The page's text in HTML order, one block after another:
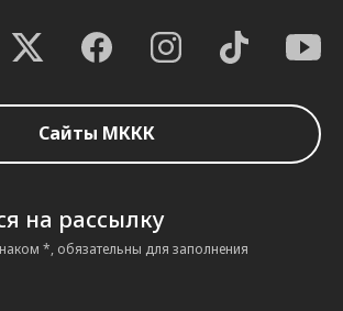
Сайты МККК
на рассылку
*, обязательны для заполнения